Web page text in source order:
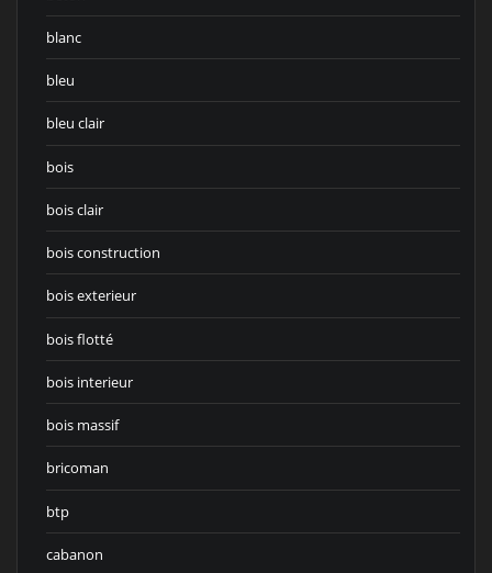
blanc
bleu
bleu clair
bois
bois clair
bois construction
bois exterieur
bois flotté
bois interieur
bois massif
bricoman
btp
cabanon